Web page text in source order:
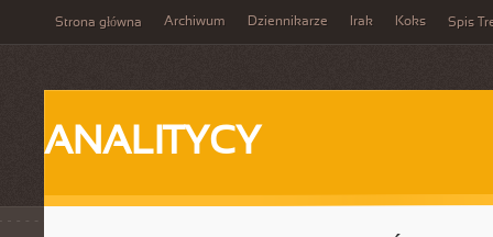
Strona główna Archiwum Dziennikarze Irak Koks Spis
ANALITYCY